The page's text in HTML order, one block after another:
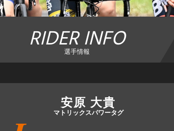
RIDER INFO
選手情報
安原 大貴
マトリックスパワータグ